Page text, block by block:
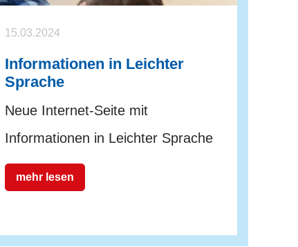
15.03.2024
Informationen in Leichter
Sprache
Neue Internet-Seite mit
Informationen in Leichter Sprache
mehr lesen